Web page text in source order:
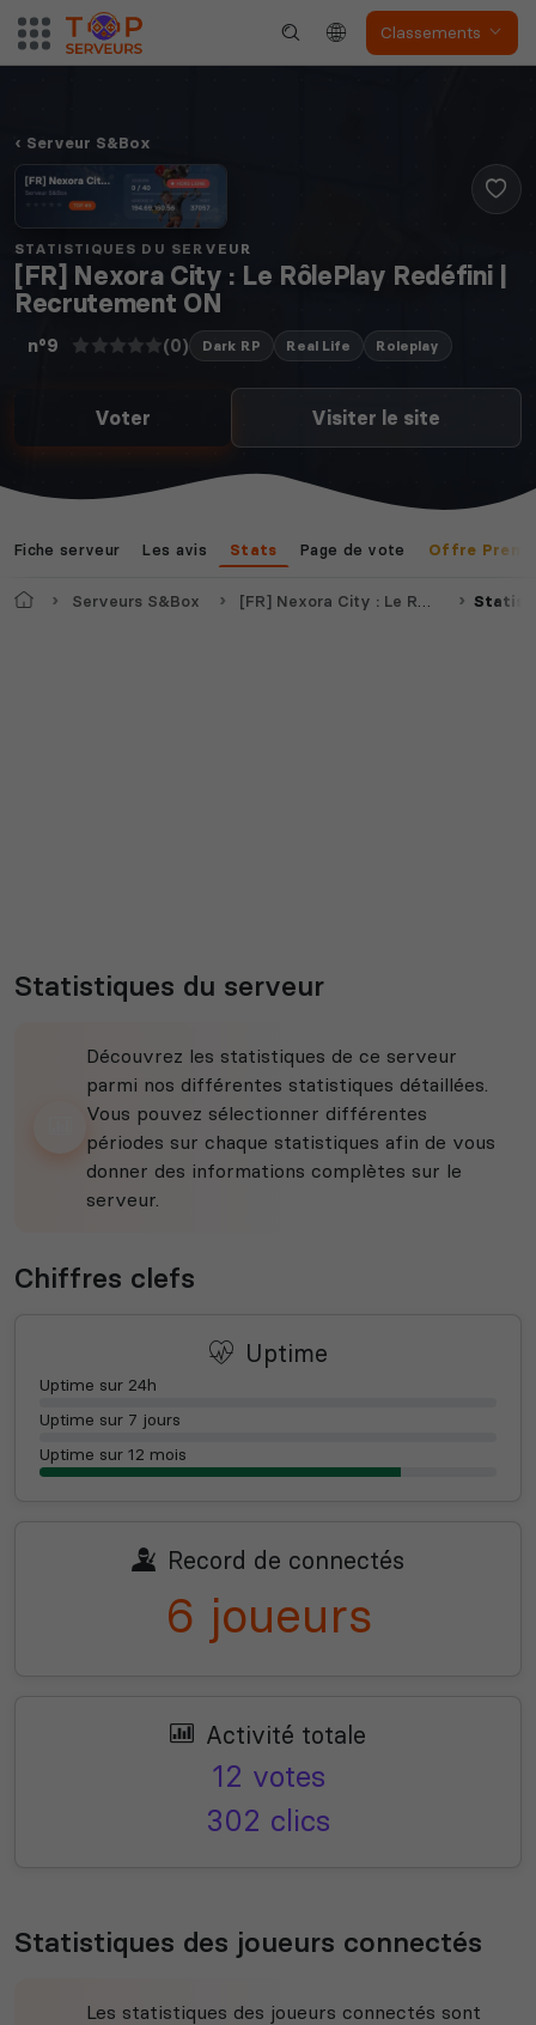
Classements
Serveur S&Box
STATISTIQUES DU SERVEUR
[FR] Nexora City : Le RôlePlay Redéfini |
Recrutement ON
n°9 (0) Dark RP Real Life Roleplay
Voter Visiter le site
Fiche serveur Les avis Stats Page de vote Offre
AccueilServeurs S&Box [FR] Nexora City : Le RôlePlay Redéfini | Recrutement ON
Statistiques du serveur
Découvrez les statistiques de ce serveur
parmi nos différentes statistiques détaillées.
Vous pouvez sélectionner différentes
périodes sur chaque statistiques afin de vous
donner des informations complètes sur le
serveur.
Chiffres clefs
Uptime
Uptime sur 24h
Uptime sur 7 jours
Uptime sur 12 mois
Record de connectés
6 joueurs
Activité totale
12 votes
302 clics
Statistiques des joueurs connectés
Les statistiques des joueurs connectés sont